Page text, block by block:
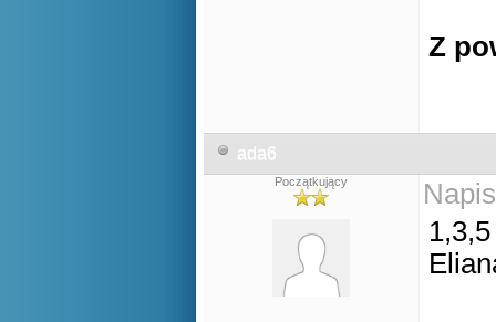
Z
ada6
Początkujący
1,3,5